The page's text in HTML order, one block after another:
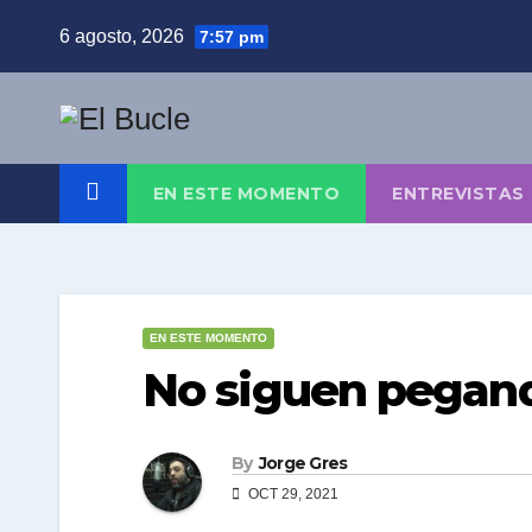
6 agosto, 2026 7:57 pm
EN ESTE MOMENTO ENTREVISTAS
EN ESTE MOMENTO
No siguen
By Jorge Gres
OCT 29, 2021